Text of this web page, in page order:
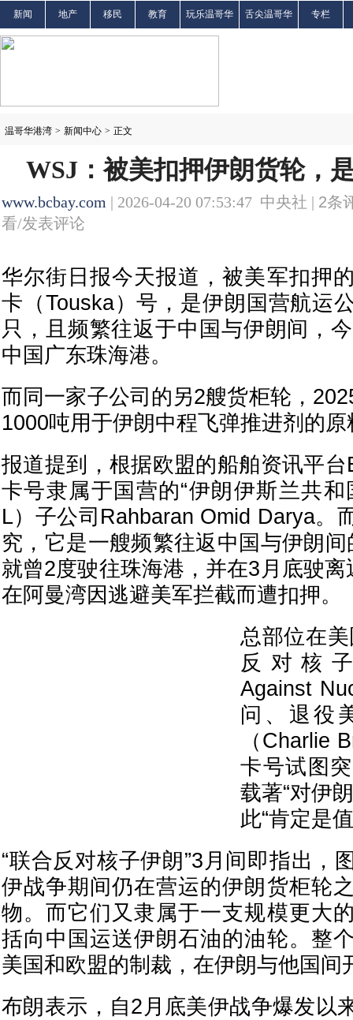
新闻 地产 移民 教育 玩乐温哥华 舌尖温哥华 专栏
温哥华港湾 > 新闻中心 > 正文
WSJ：被美扣押伊朗货轮，
www.bcbay.com | 2026-04-20 07:53:47 中央社 | 2条
看/发表评论
华尔街日报今天报道，被美军扣押
卡（Touska）号，是伊朗国营航运
只，且频繁往返于中国与伊朗间，
中国广东珠海港。
而同一家子公司的另2艘货柜轮，
1000吨用于伊朗中程飞弹推进剂的原
报道提到，根据欧盟的船舶资讯平
卡号隶属于国营的“伊朗伊斯兰共和
L）子公司Rahbaran Omid Darya。
究，它是一艘频繁往返中国与伊朗
就曾2度驶往珠海港，并在3月底驶
在阿曼湾因逃避美军拦截而遭扣押。
总部位在
反对核
Against
问、退役
（Charlie
卡号试图
载著“对伊
此“肯定是
“联合反对核子伊朗”3月间即指出，
伊战争期间仍在营运的伊朗货柜轮
物。而它们又隶属于一支规模更大
括向中国运送伊朗石油的油轮。整
美国和欧盟的制裁，在伊朗与他国间
布朗表示，自2月底美伊战争爆发以